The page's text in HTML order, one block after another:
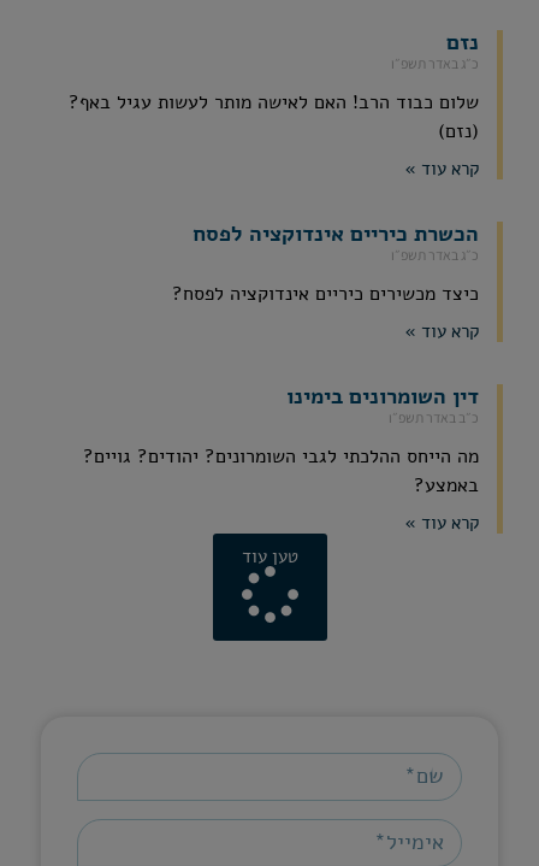
נזם
כ״ג באדר תשפ״ו
שלום כבוד הרב! האם לאישה מותר לעשות עגיל באף?
(נזם)
קרא עוד »
הכשרת כיריים אינדוקציה לפסח
כ״ג באדר תשפ״ו
כיצד מכשירים כיריים אינדוקציה לפסח?
קרא עוד »
דין השומרונים בימינו
כ״ב באדר תשפ״ו
מה הייחס ההלכתי לגבי השומרונים? יהודים? גויים?
באמצע?
קרא עוד »
טען עוד